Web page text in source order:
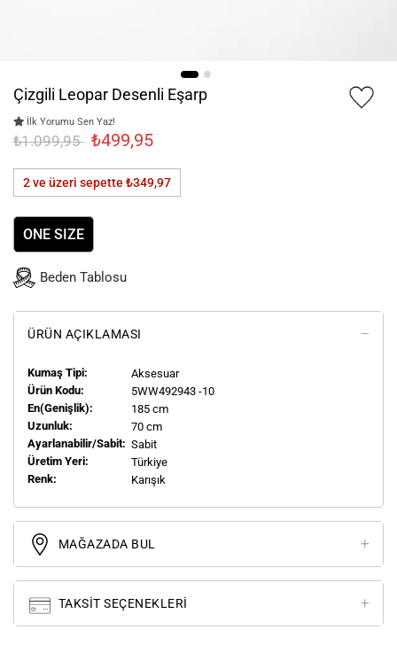
Çizgili Leopar Desenli Eşarp
İlk Yorumu Sen Yaz!
₺1.099,95 ₺499,95
2 ve üzeri sepette ₺349,97
ONE SIZE
Beden Tablosu
ÜRÜN AÇIKLAMASI
Kumaş Tipi:
Aksesuar
Ürün Kodu:
5WW492943 -10
En(genişlik):
185 cm
Uzunluk:
70 cm
Ayarlanabilir/Sabit: Sabit
Üretim Yeri:
Türkiye
Renk:
Karışık
MAĞAZADA BUL
TAKSIT SEÇENEKLERI